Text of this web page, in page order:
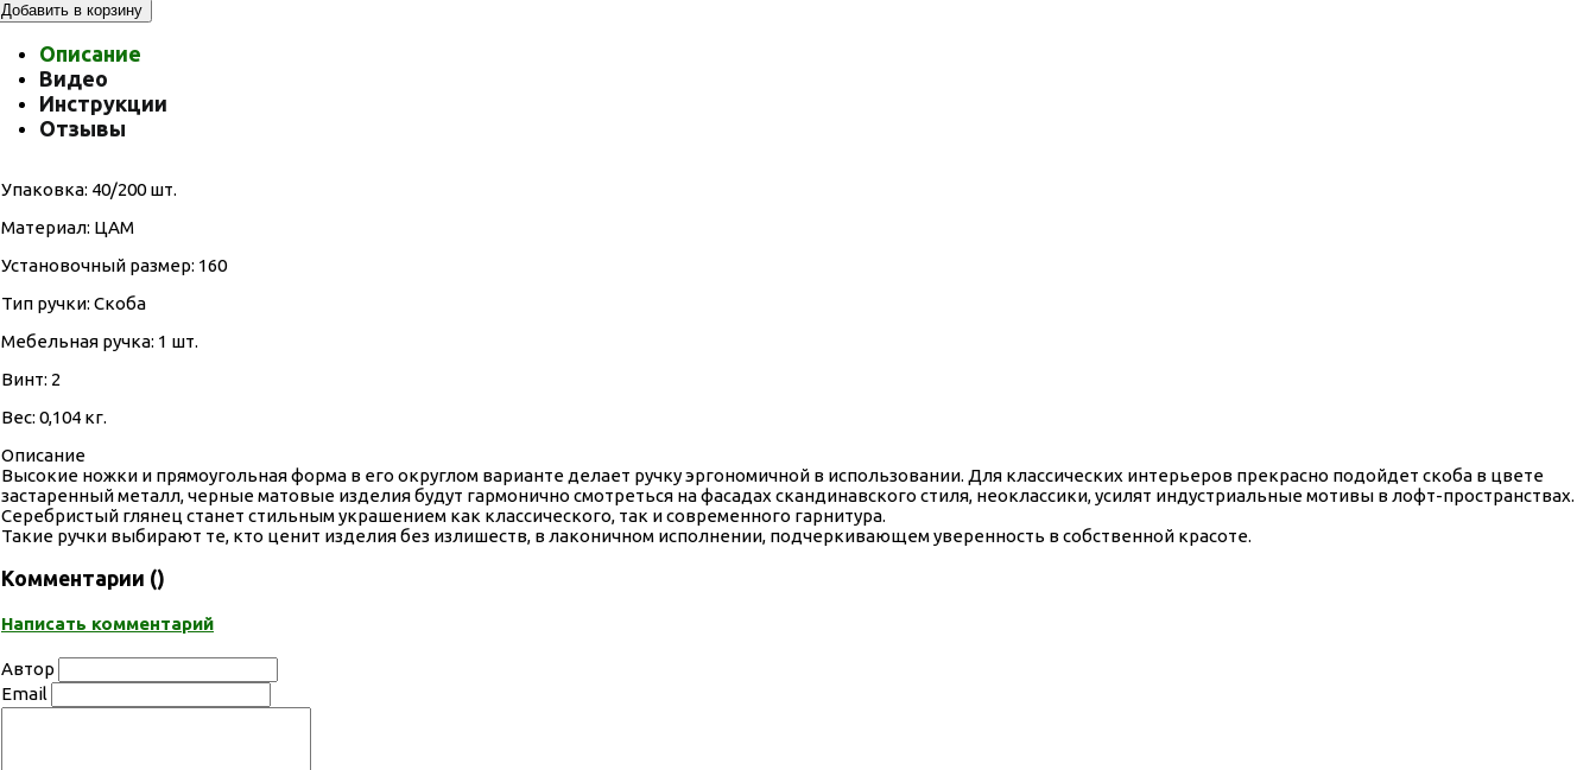
Добавить в корзину
Описание
Видео
Инструкции
Отзывы
Упаковка: 40/200 шт.
Материал: ЦАМ
Установочный размер: 160
Тип ручки: Скоба
Мебельная ручка: 1 шт.
Винт: 2
Вес: 0,104 кг.
Описание
Высокие ножки и прямоугольная форма в его округлом варианте делает ручку эргономичной в использовании. Для классических интерьеров прекрасно подойдет скоба в цвете
застаренный металл, черные матовые изделия будут гармонично смотреться на фасадах скандинавского стиля, неоклассики, усилят индустриальные мотивы в лофт-пространствах.
Серебристый глянец станет стильным украшением как классического, так и современного гарнитура.
Такие ручки выбирают те, кто ценит изделия без излишеств, в лаконичном исполнении, подчеркивающем уверенность в собственной красоте.
Комментарии ()
Написать комментарий
Автор
Email